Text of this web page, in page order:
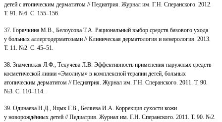
детей с атопическим дерматитом // Педиатрия. Журнал им. Г.Н. Сперанского. 2012.
Т. 91. №6. С. 155–156.
37. Горячкина М.В., Белоусова Т.А. Рациональный выбор средств базового ухода
у больных аллергодерматозами // Клиническая дерматология и венерология. 2013.
Т. 11. №2. С. 45–51.
38. Знаменская Л.Ф., Текучёва Л.В. Эффективность применения наружных средств
косметической линии «Эмолиум» в комплексной терапии детей, больных
атопическим дерматитом // Педиатрия. Журнал им. Г.Н. Сперанского. 2011. Т. 90.
№3. С. 110–114.
39. Одинаева Н.Д., Яцык Г.В., Беляева И.А. Коррекция сухости кожи
у новорождённых детей // Педиатрия. Журнал им. Г.Н. Сперанского. 2011. Т. 90. №2.